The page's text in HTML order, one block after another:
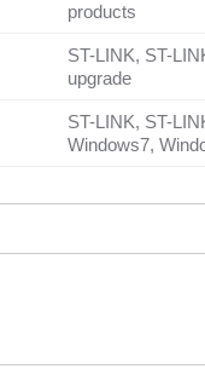
products
ST-LINK, ST-
upgrade
ST-LINK, ST-
Windows7,